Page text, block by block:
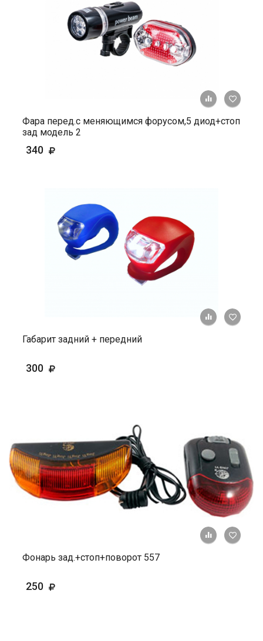
+ К
Фара перед.с меняющимся форусом,5 диод+стоп
зад модель 2
340
+ К
Габарит задний + передний
300
+ К
Фонарь зад.+стоп+поворот 557
250